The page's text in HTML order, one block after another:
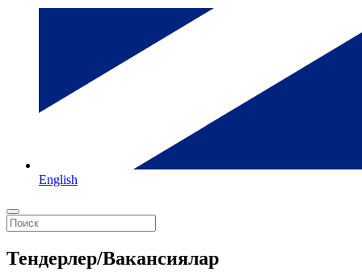
English
Тендерлер/Вакансиялар